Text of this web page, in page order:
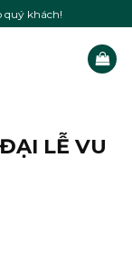
quý khách!
LỄ VU